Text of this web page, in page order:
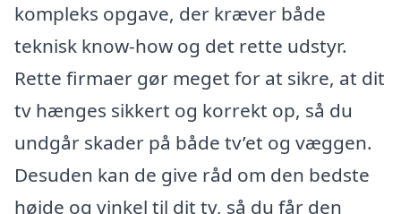
kompleks opgave, der kræver både
teknisk know-how og det rette udstyr.
Rette firmaer gør meget for at sikre, at dit
tv hænges sikkert og korrekt op, så du
undgår skader på både tv’et og væggen.
Desuden kan de give råd om den bedste
højde og vinkel til dit tv, så du får den